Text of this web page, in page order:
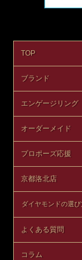
TOP
ブランド
エンゲージリング
オーダーメイド
プロポーズ応援
京都洛北店
ダイヤモンドの選び
よくある質問
コラム